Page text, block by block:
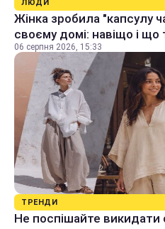
ЛЮДИ
Жінка зробила "капсулу
своєму домі: навіщо і що
06 серпня 2026, 15:33
ТРЕНДИ
Не поспішайте викидати